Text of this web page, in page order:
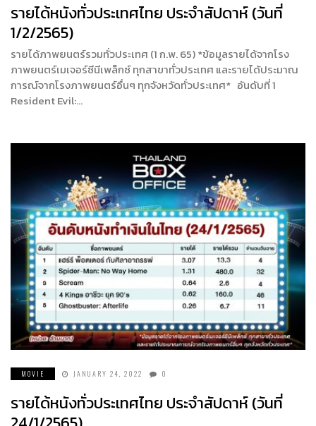
รายได้หนังทั่วประเทศไทย ประจำสัปดาห์ (วันที่
1/2/2565)
รายได้ภาพยนตร์รวมทั่วประเทศ (1 ก.พ. 65) *ข้อมูลรายได้จากโรง
ภาพยนตร์เมเจอร์ซีนีเพล็กซ์ ทุกสาขาทั่วประเทศ และรายได้ประมาณ
การณ์จากโรงภาพยนตร์อื่นๆ ทุกจังหวัดทั่วประเทศ* อันดับที่ 1
Resident Evil:…
MOVIE JANUARY 24, 2022 0
รายได้หนังทั่วประเทศไทย ประจำสัปดาห์ (วันที่